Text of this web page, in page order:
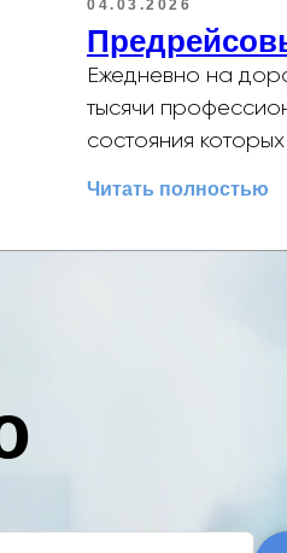
04.03.2026
полный
и инноваций
Ежедневно на
тысячи
состояния
Читать полностью